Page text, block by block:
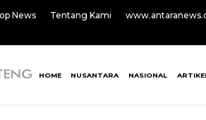
News Tentang Kami
HOME NUSANTARA NASIONAL